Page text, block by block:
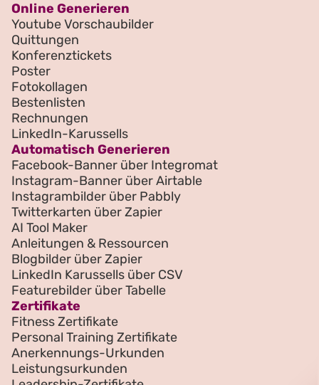
Online Generieren
Youtube Vorschaubilder
Quittungen
Konferenztickets
Poster
Fotokollagen
Bestenlisten
Rechnungen
LinkedIn-Karussells
Automatisch Generieren
Facebook-Banner über Integromat
Instagram-Banner über Airtable
Instagrambilder über Pabbly
Twitterkarten über Zapier
AI Tool Maker
Anleitungen & Ressourcen
Blogbilder über Zapier
LinkedIn Karussells über CSV
Featurebilder über Tabelle
Zertifikate
Fitness Zertifikate
Personal Training Zertifikate
Anerkennungs-Urkunden
Leistungsurkunden